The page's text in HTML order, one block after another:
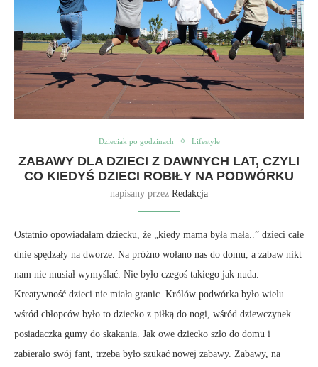
Dzieciak po godzinach Lifestyle
ZABAWY DLA DZIECI Z DAWNYCH LAT, CZYLI
CO KIEDYŚ DZIECI ROBIŁY NA PODWÓRKU
napisany przez Redakcja
Ostatnio opowiadałam dziecku, że „kiedy mama była mała..” dzieci całe
dnie spędzały na dworze. Na próżno wołano nas do domu, a zabaw nikt
nam nie musiał wymyślać. Nie było czegoś takiego jak nuda.
Kreatywność dzieci nie miała granic. Królów podwórka było wielu –
wśród chłopców było to dziecko z piłką do nogi, wśród dziewczynek
posiadaczka gumy do skakania. Jak owe dziecko szło do domu i
zabierało swój fant, trzeba było szukać nowej zabawy. Zabawy, na